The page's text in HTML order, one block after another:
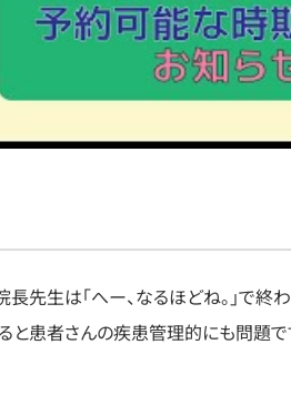
先生は「へー、なるほどね。」で終
患者さんの疾患管理的にも問題で